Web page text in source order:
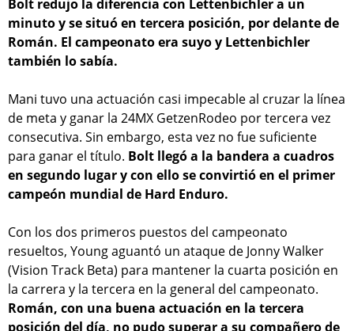
Bolt redujo la diferencia con Lettenbichler a un
minuto y se situó en tercera posición, por delante de
Román. El campeonato era suyo y Lettenbichler
también lo sabía.
Mani tuvo una actuación casi impecable al cruzar la línea
de meta y ganar la 24MX GetzenRodeo por tercera vez
consecutiva. Sin embargo, esta vez no fue suficiente
para ganar el título. Bolt llegó a la bandera a cuadros
en segundo lugar y con ello se convirtió en el primer
campeón mundial de Hard Enduro.
Con los dos primeros puestos del campeonato
resueltos, Young aguantó un ataque de Jonny Walker
(Vision Track Beta) para mantener la cuarta posición en
la carrera y la tercera en la general del campeonato.
Román, con una buena actuación en la tercera
posición del día, no pudo superar a su compañero de